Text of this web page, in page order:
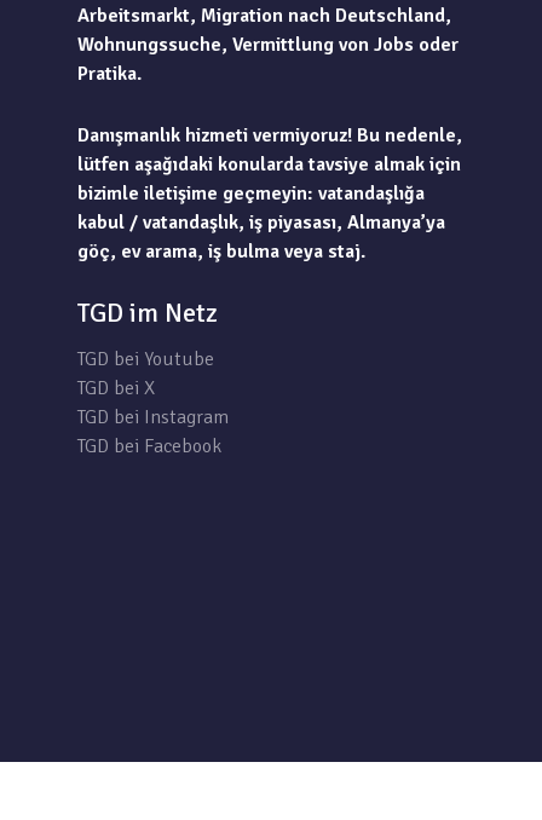
Arbeitsmarkt, Migration nach Deutschland,
Wohnungssuche, Vermittlung von Jobs oder
Pratika.
Danışmanlık hizmeti vermiyoruz! Bu nedenle,
lütfen aşağıdaki konularda tavsiye almak için
bizimle iletişime geçmeyin: vatandaşlığa
kabul / vatandaşlık, iş piyasası, Almanya’ya
göç, ev arama, iş bulma veya staj.
TGD im Netz
TGD bei Youtube
TGD bei X
TGD bei Instagram
TGD bei Facebook